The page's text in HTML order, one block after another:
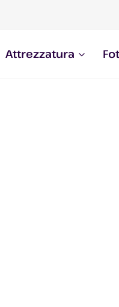
Attrezzatura